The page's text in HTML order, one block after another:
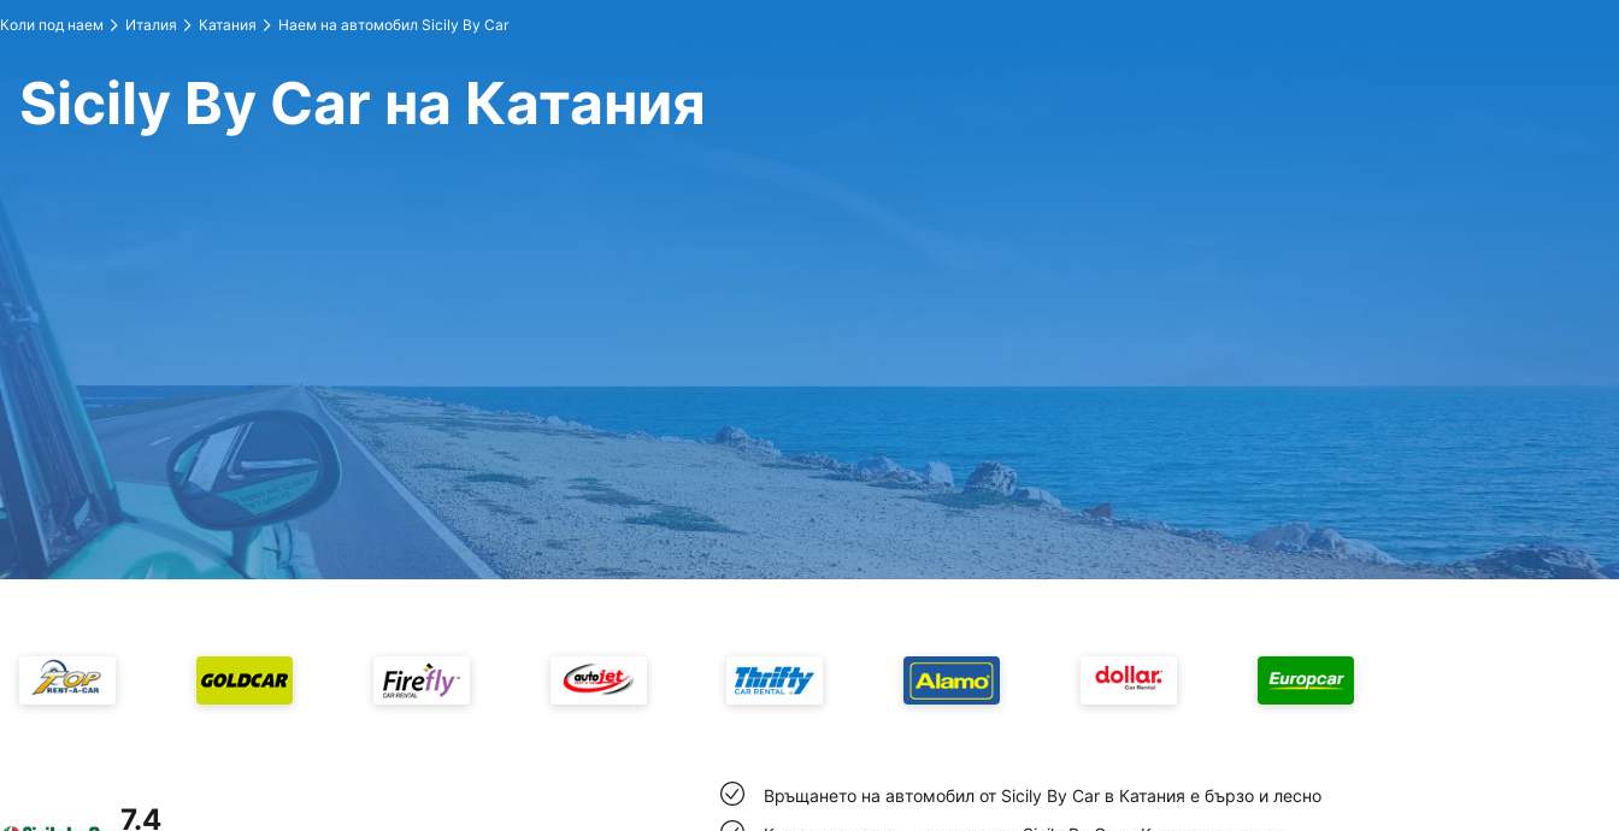
Коли под наем Италия Катания Наем на автомобил Sicily By Car
Sicily By Car на Катания
7.4
Връщането на автомобил от Sicily By Car в Катания е бързо и лесно